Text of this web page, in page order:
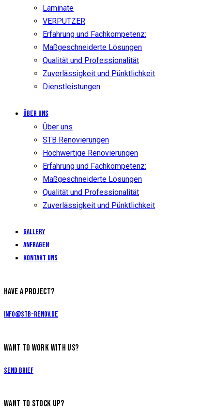
Laminate
VERPUTZER
Erfahrung und Fachkompetenz:
Maßgeschneiderte Lösungen
Qualität und Professionalität
Zuverlässigkeit und Pünktlichkeit
Dienstleistungen
Über uns
Über uns
STB Renovierungen
Hochwertige Renovierungen
Erfahrung und Fachkompetenz:
Maßgeschneiderte Lösungen
Qualität und Professionalität
Zuverlässigkeit und Pünktlichkeit
Gallery
Anfragen
Kontakt uns
HAVE A PROJECT?
info@stb-renov.de
WANT TO WORK WITH US?
Send Brief
WANT TO STOCK UP?